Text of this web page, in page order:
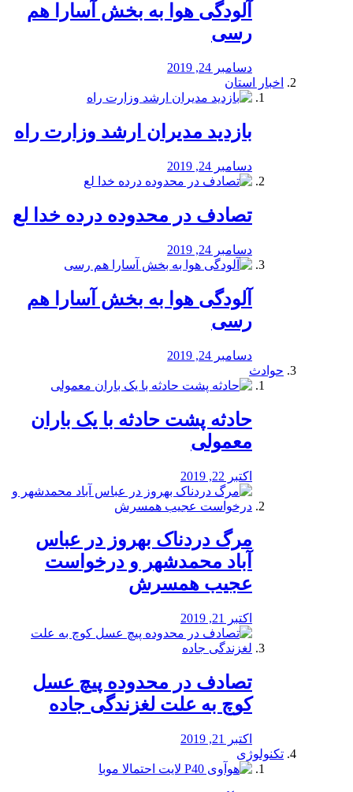
آلودگی هوا به بخش آسارا هم
رسی
دسامبر 24, 2019
اخبار استان
بازدید مدیران ارشد وزارت راه
دسامبر 24, 2019
تصادف در محدوده درده خدا لع
دسامبر 24, 2019
آلودگی هوا به بخش آسارا هم
رسی
دسامبر 24, 2019
حوادث
️حادثه پشت حادثه با یک باران
معمولی
اکتبر 22, 2019
مرگ دردناک بهروز در عباس
آباد محمدشهر و درخواست
عجیب همسرش
اکتبر 21, 2019
تصادف در محدوده پیچ عسل
کوچ به علت لغزندگی جاده
اکتبر 21, 2019
تکنولوژی